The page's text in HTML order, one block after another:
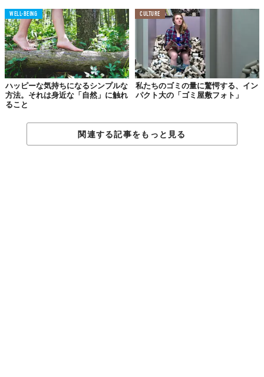
まずは、ボールに卵を割りいれて、
WELL-BEING
ハッピーな気持ちになるシンプルな
方法。それは身近な「自然」に触れ
ること
CULTURE
私たちのゴミの量に驚愕する、イン
パクト大の「ゴミ屋敷フォト」
関連する記事をもっと見る